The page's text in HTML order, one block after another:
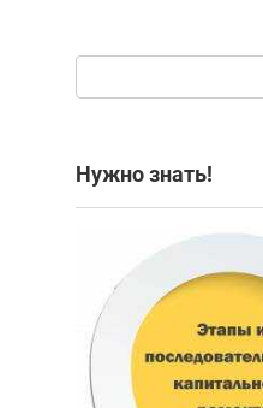
Нужно знать!